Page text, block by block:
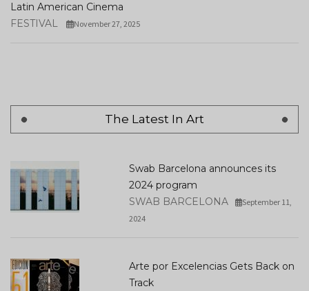
Latin American Cinema
FESTIVAL
November 27, 2025
The Latest In Art
Swab Barcelona announces its
2024 program
SWAB BARCELONA
September 11,
2024
Arte por Excelencias Gets Back on
Track